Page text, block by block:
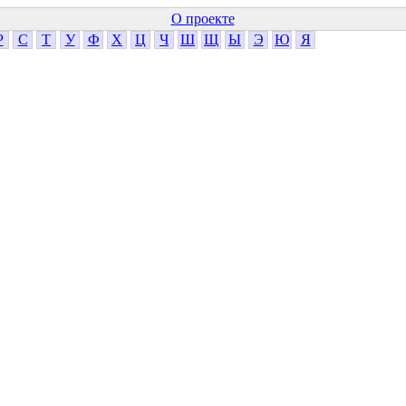
О проекте
С Т У Ф Х Ц Ч Ш Щ Ы Э Ю Я